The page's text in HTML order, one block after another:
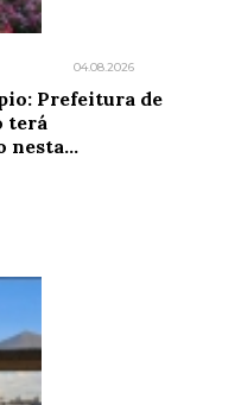
04.08.2026
Prefeitura de
terá
nesta...